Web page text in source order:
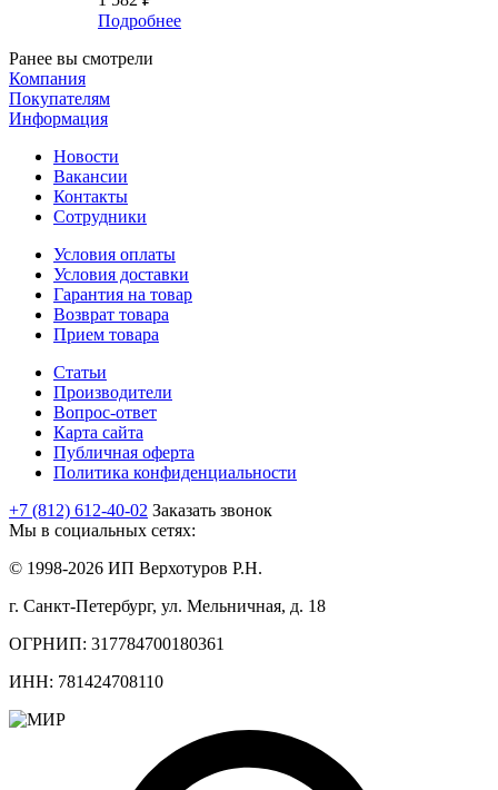
Подробнее
Ранее вы смотрели
Компания
Покупателям
Информация
Новости
Вакансии
Контакты
Сотрудники
Условия оплаты
Условия доставки
Гарантия на товар
Возврат товара
Прием товара
Статьи
Производители
Вопрос-ответ
Карта сайта
Публичная оферта
Политика конфиденциальности
+7 (812) 612-40-02 Заказать звонок
Мы в социальных сетях:
© 1998-2026 ИП Верхотуров Р.Н.
г. Санкт-Петербург, ул. Мельничная, д. 18
ОГРНИП: 317784700180361
ИНН: 781424708110